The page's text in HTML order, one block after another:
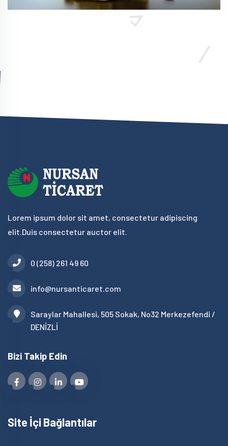
Lorem ipsum dolor sit amet, consectetur adipiscing
elit.Duis consectetur auctor elit.
0 (258) 261 49 60
info@nursanticaret.com
Saraylar Mahallesi, 505 Sokak, No32 Merkezefendi /
DENİZLİ
Bizi Takip Edin
Site İçi Bağlantılar